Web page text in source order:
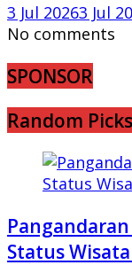
3 Jul 20263 Jul
No comments
SPONSOR
Random Picks
Status